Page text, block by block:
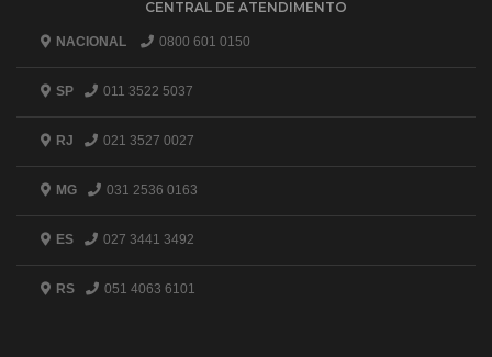
CENTRAL DE ATENDIMENTO
NACIONAL 0800 601 0150
SP 011 3522 5037
RJ 021 3527 0027
MG 031 2536 0163
ES 027 3441 3492
RS 051 4063 6101